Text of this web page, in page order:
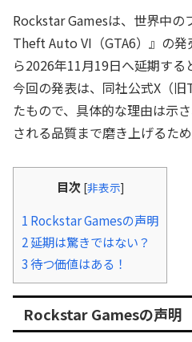
Rockstar Gamesは、世界中の
Theft Auto VI（GTA6）』の
ら2026年11月19日へ延期する
今回の発表は、同社公式X（
たもので、具体的な理由は示
される品質まで磨き上げるた
目次 [非表示]
1 Rockstar Gamesの声明
2延期は驚きではない？
3待つ価値はある！
Rockstar Gamesの声明